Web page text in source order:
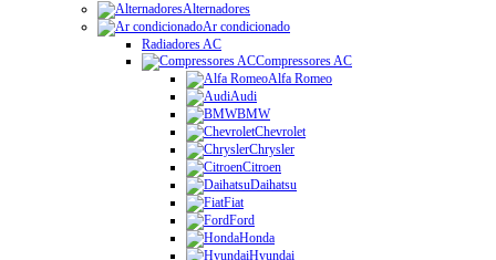
Alternadores
Ar condicionado
Radiadores AC
Compressores AC
Alfa Romeo
Audi
BMW
Chevrolet
Chrysler
Citroen
Daihatsu
Fiat
Ford
Honda
Hyundai